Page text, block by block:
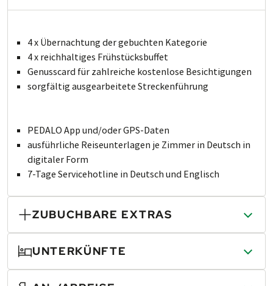
4 x Übernachtung der gebuchten Kategorie
4 x reichhaltiges Frühstücksbuffet
Genusscard für zahlreiche kostenlose Besichtigungen
sorgfältig aus­ge­ar­bei­te­te Stre­cken­führung
PEDALO App und/oder GPS-Daten
ausführliche Rei­se­un­ter­la­gen je Zimmer in Deutsch in
digitaler Form
7-Tage Servicehotline in Deutsch und Englisch
ZUBUCHBARE EXTRAS
Infopaket
Bei Buchung des Info­pakets er­hal­ten Sie die ge­druck­ten
UNTERKÜNFTE